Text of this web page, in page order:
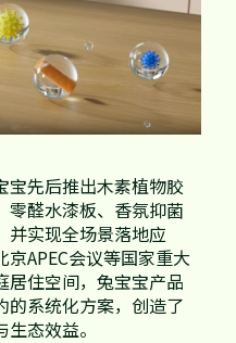
宝先后推出木素植物胶
零醛水漆板、香氛抑菌
并实现全场景落地应
APEC会议等国家重大
居住空间，兔宝宝产品
的系统化方案，创造了
态效益。